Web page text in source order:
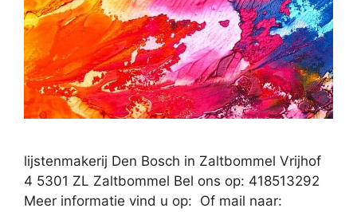
lijstenmakerij Den Bosch in Zaltbommel Vrijhof
4 5301 ZL Zaltbommel Bel ons op: 418513292
Meer informatie vind u op: Of mail naar: